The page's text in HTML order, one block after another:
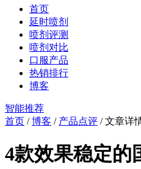
首页
延时喷剂
喷剂评测
喷剂对比
口服产品
热销排行
博客
智能推荐
首页 /博客 / 产品点评 /文章详
4款效果稳定的